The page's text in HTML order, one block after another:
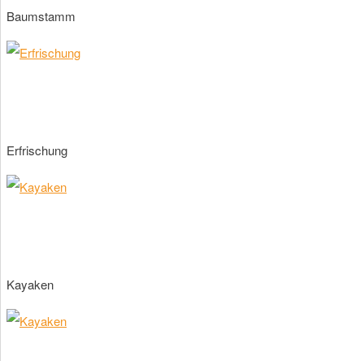
Baumstamm
Erfrischung
Kayaken